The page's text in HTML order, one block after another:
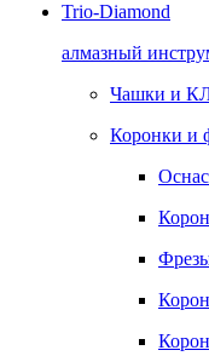
Trio-Diamond
алмазный
Чашки и
Коронки и